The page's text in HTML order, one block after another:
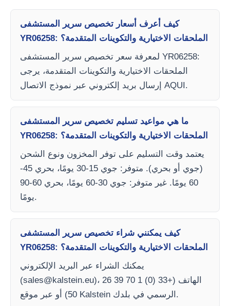
كيف أعرف أسعار تخصيص سرير المستشفى
YR06258: الملحقات الاختيارية والتكوينات المتقدمة؟
لمعرفة سعر تخصيص سرير المستشفى YR06258:
الملحقات الاختيارية والتكوينات المتقدمة، يرجى
إرسال بريد إلكتروني عبر نموذج الاتصال AQUI.
ما هي مواعيد تسليم تخصيص سرير المستشفى
YR06258: الملحقات الاختيارية والتكوينات المتقدمة؟
يعتمد وقت التسليم على توفر المخزون ونوع الشحن
(جوي أو بحري). متوفر: جوي 15-30 يومًا، بحري 45-
60 يومًا. غير متوفر: جوي 30-60 يومًا، بحري 60-90
يومًا.
كيف يمكنني شراء تخصيص سرير المستشفى
YR06258: الملحقات الاختيارية والتكوينات المتقدمة؟
يمكنك الشراء عبر البريد الإلكتروني
(sales@kalstein.eu)، الهاتف (+33 (0) 1 70 39 26
50) أو عبر موقع Kalstein الرسمي في بلدك.